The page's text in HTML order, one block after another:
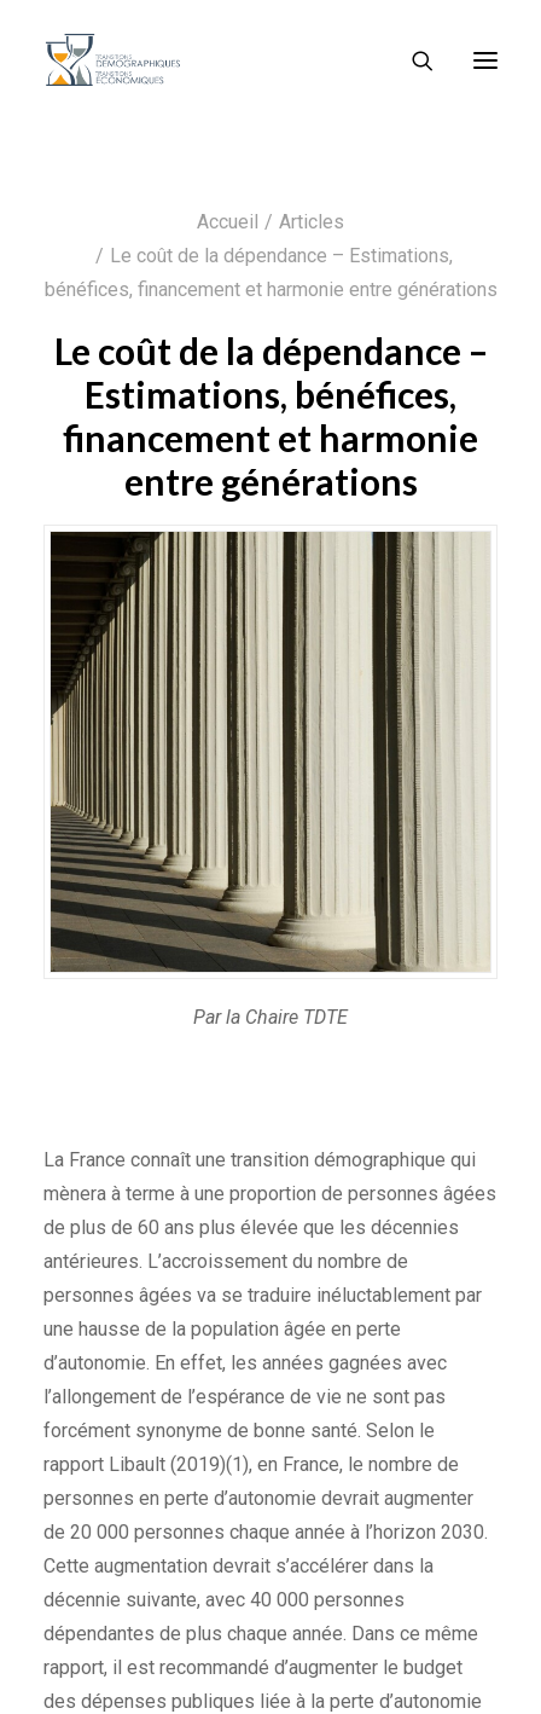
Accueil
Articles
Le coût de la dépendance – Estimations,
bénéfices, financement et harmonie entre générations
Le coût de la dépendance –
Estimations, bénéfices,
financement et harmonie
entre générations
Par la Chaire TDTE
La France connaît une transition démographique qui
mènera à terme à une proportion de personnes âgées
de plus de 60 ans plus élevée que les décennies
antérieures. L’accroissement du nombre de
personnes âgées va se traduire inéluctablement par
une hausse de la population âgée en perte
d’autonomie. En effet, les années gagnées avec
l’allongement de l’espérance de vie ne sont pas
forcément synonyme de bonne santé. Selon le
rapport Libault (2019)(1), en France, le nombre de
personnes en perte d’autonomie devrait augmenter
de 20 000 personnes chaque année à l’horizon 2030.
Cette augmentation devrait s’accélérer dans la
décennie suivante, avec 40 000 personnes
dépendantes de plus chaque année. Dans ce même
rapport, il est recommandé d’augmenter le budget
des dépenses publiques liée à la perte d’autonomie